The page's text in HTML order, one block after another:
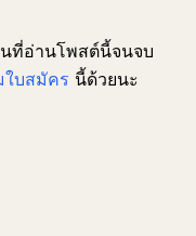
นที่อ่านโพสต์นี้จนจบ
บสมัคร นี้ด้วยนะ